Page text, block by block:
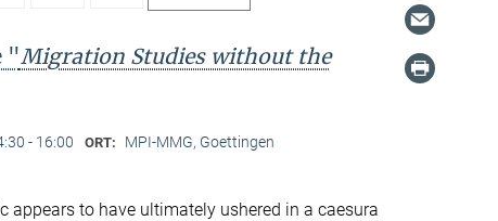
"Migration Studies without the
- 16:00 ORT: MPI-MMG, Goettingen
appears to have ultimately ushered in a caesura